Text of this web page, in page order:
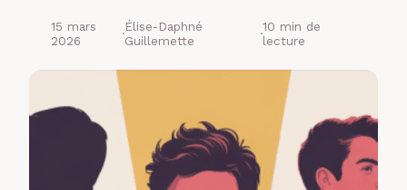
15 mars
2026
·Élise-Daphné
Guillemette
·10 min de
lecture